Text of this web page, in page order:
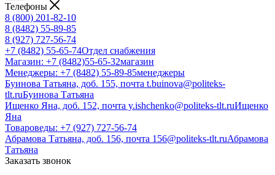
Телефоны
8 (800) 201-82-10
8 (8482) 55-89-85
8 (927) 727-56-74
+7 (8482) 55-65-74Отдел снабжения
Магазин: +7 (8482)55-65-32магазин
Менеджеры: +7 (8482) 55-89-85менеджеры
Буинова Татьяна, доб. 155, почта t.buinova@politeks-
tlt.ruБуинова Татьяна
Ищенко Яна, доб. 152, почта y.ishchenko@politeks-tlt.ruИщенко
Яна
Товароведы: +7 (927) 727-56-74
Абрамова Татьяна, доб. 156, почта 156@politeks-tlt.ruАбрамова
Татьяна
Заказать звонок